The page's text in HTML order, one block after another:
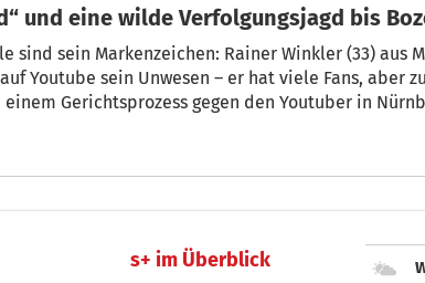
und eine wilde Verfolgungsjagd bis
sind sein Markenzeichen: Rainer Winkler (33) aus
Youtube sein Unwesen – er hat viele Fans, aber
einem Gerichtsprozess gegen den Youtuber in
s+ im Überblick